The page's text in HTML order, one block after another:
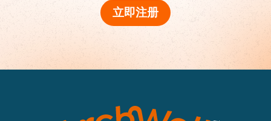
立即注册